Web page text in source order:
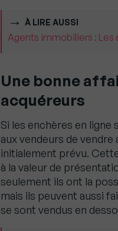
À LIRE AUSSI
Agents immobiliers :
Une bonne
acquéreurs
Si les enchères en
aux vendeurs de
initialement prévu.
à la valeur de
seulement ils ont la
mais ils peuvent aussi
se sont vendus en